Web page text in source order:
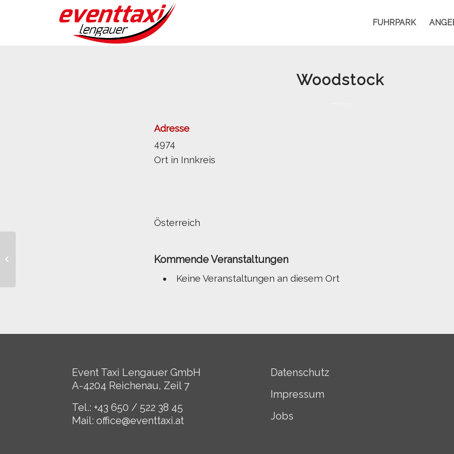
FUHRPARK
Woodstock
Adresse
4974
Ort in Innkreis
Österreich
Kommende Veranstaltungen
Keine Veranstaltungen an diesem Ort
Event Taxi Lengauer GmbH
A-4204 Reichenau, Zeil 7
Tel.: +43 650 / 522 38 45
Mail: office@eventtaxi.at
Datenschutz
Impressum
Jobs